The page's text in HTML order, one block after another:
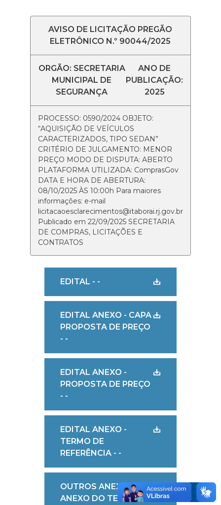
AVISO DE LICITAÇÃO PREGÃO
ELETRÔNICO N.º 90044/2025
ORGÃO: SECRETARIA
MUNICIPAL DE
SEGURANÇA
ANO DE
PUBLICAÇÃO:
2025
PROCESSO: 0590/2024 OBJETO:
“AQUISIÇÃO DE VEÍCULOS
CARACTERIZADOS, TIPO SEDAN”
CRITÉRIO DE JULGAMENTO: MENOR
PREÇO MODO DE DISPUTA: ABERTO
PLATAFORMA UTILIZADA: ComprasGov
DATA E HORA DE ABERTURA:
08/10/2025 ÀS 10:00h Para maiores
informações: e-mail
licitacaoesclarecimentos@itaborai.rj.gov.br
Publicado em 22/09/2025 SECRETARIA
DE COMPRAS, LICITAÇÕES E
CONTRATOS
EDITAL - -
EDITAL ANEXO - CAPA
PROPOSTA DE PREÇO
- -
EDITAL ANEXO -
PROPOSTA DE PREÇO
- -
EDITAL ANEXO -
TERMO DE
REFERÊNCIA - -
OUTROS ANEXOS -
ANEXO DO TERMO DE